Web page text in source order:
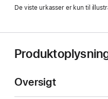
De viste urkasser er kun til
Oversigt